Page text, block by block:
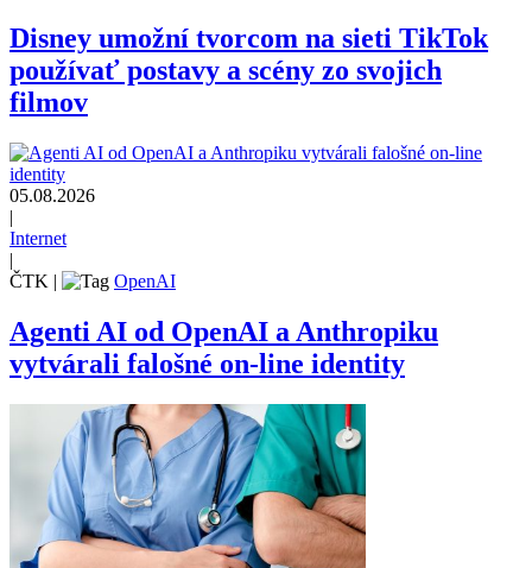
Disney umožní tvorcom na sieti TikTok
používať postavy a scény zo svojich
filmov
05.08.2026
|
Internet
|
ČTK | OpenAI
Agenti AI od OpenAI a Anthropiku
vytvárali falošné on-line identity